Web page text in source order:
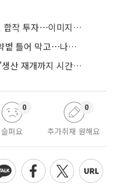
소니ㆍTSMC, 日 구마모토 9조원 합작 투자⋯이미지 센서 반도체 양산
초대형 자동 파라솔 수백개로 뙤약볕 틀어 막고⋯나라별 폭염 생존법
일본 강진 사망자 28명⋯TSMC "생산 재개까지 시간 필요해"
슬퍼요
0
추가취재 원해요
0